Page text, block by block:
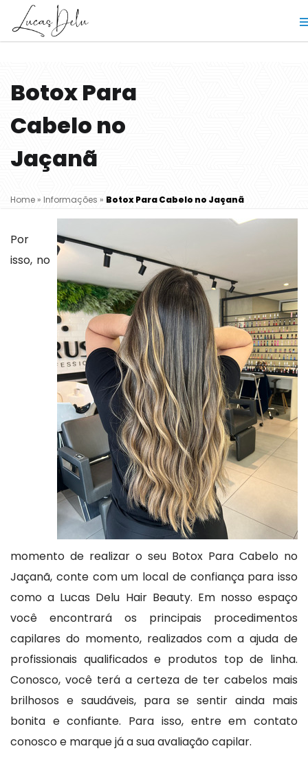
Botox Para
Cabelo no
Jaçanã
Home» Informações » Botox Para Cabelo no Jaçanã
Por
isso, no
momento de realizar o seu Botox Para Cabelo no
Jaçanã, conte com um local de confiança para isso
como a Lucas Delu Hair Beauty. Em nosso espaço
você encontrará os principais procedimentos
capilares do momento, realizados com a ajuda de
profissionais qualificados e produtos top de linha.
Conosco, você terá a certeza de ter cabelos mais
brilhosos e saudáveis, para se sentir ainda mais
bonita e confiante. Para isso, entre em contato
conosco e marque já a sua avaliação capilar.